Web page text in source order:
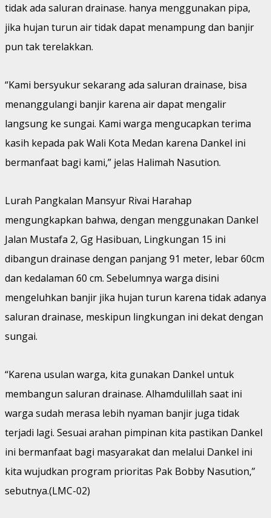
tidak ada saluran drainase. hanya menggunakan pipa,
jika hujan turun air tidak dapat menampung dan banjir
pun tak terelakkan.
“Kami bersyukur sekarang ada saluran drainase, bisa
menanggulangi banjir karena air dapat mengalir
langsung ke sungai. Kami warga mengucapkan terima
kasih kepada pak Wali Kota Medan karena Dankel ini
bermanfaat bagi kami,” jelas Halimah Nasution.
Lurah Pangkalan Mansyur Rivai Harahap
mengungkapkan bahwa, dengan menggunakan Dankel
Jalan Mustafa 2, Gg Hasibuan, Lingkungan 15 ini
dibangun drainase dengan panjang 91 meter, lebar 60cm
dan kedalaman 60 cm. Sebelumnya warga disini
mengeluhkan banjir jika hujan turun karena tidak adanya
saluran drainase, meskipun lingkungan ini dekat dengan
sungai.
“Karena usulan warga, kita gunakan Dankel untuk
membangun saluran drainase. Alhamdulillah saat ini
warga sudah merasa lebih nyaman banjir juga tidak
terjadi lagi. Sesuai arahan pimpinan kita pastikan Dankel
ini bermanfaat bagi masyarakat dan melalui Dankel ini
kita wujudkan program prioritas Pak Bobby Nasution,”
sebutnya.(LMC-02)